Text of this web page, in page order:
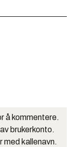
å kommentere.
brukerkonto.
med kallenavn.